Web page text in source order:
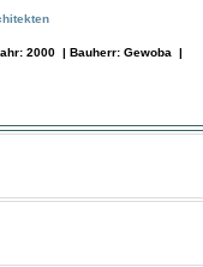
2000 | Bauherr: Gewoba |